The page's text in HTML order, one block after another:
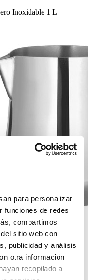
para personalizar
funciones de redes
compartimos
sitio web con
publicidad y análisis
otra información
recopilado a
Inoxidable 1 L
L